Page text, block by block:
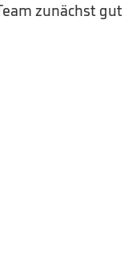
zunächst gut